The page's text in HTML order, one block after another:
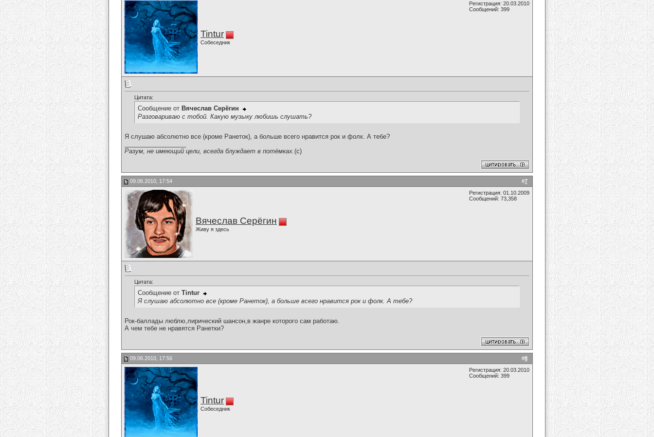
Tintur
Собеседник
Регистрация: 20.03.2010
Сообщений: 399
Цитата:
Сообщение от Вячеслав Серёгин
Разговариваю с тобой. Какую музыку любишь слушать?
Я слушаю абсолютно все (кроме Ранеток), а больше всего нравится рок и фолк. А тебе?
Разум, не имеющий цели, всегда блуждает в потёмках.(c)
#7
09.06.2010, 17:54
Вячеслав Серёгин
Живу я здесь
Регистрация: 01.10.2009
Сообщений: 73,358
Цитата:
Сообщение от Tintur
Я слушаю абсолютно все (кроме Ранеток), а больше всего нравится рок и фолк. А тебе?
Рок-баллады люблю,лирический шансон,в жанре которого сам работаю.
А чем тебе не нравятся Ранетки?
#8
09.06.2010, 17:56
Tintur
Собеседник
Регистрация: 20.03.2010
Сообщений: 399